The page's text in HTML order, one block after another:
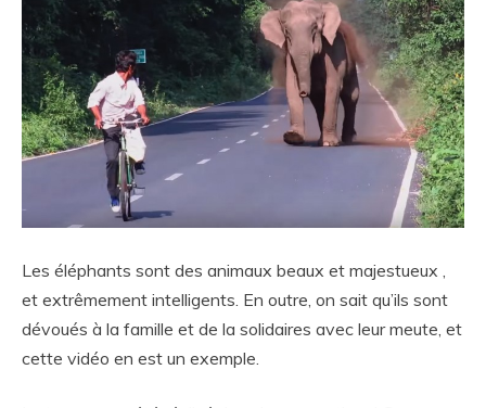
Les éléphants sont des animaux beaux et majestueux ,
et extrêmement intelligents. En outre , on sait qu’ils sont
dévoués à la famille et de la solidaires avec leur meute, et
cette vidéo en est un exemple.